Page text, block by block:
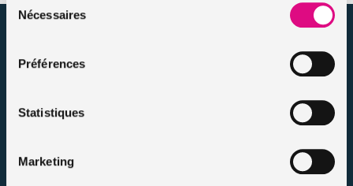
Nécessaires
Préférences
Statistiques
Marketing
assuronline.com est édité par AssurOne Group, courtier grossiste
sur internet spécialisé en IARD et en assurances de personnes